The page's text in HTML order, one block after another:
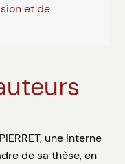
et de
une interne
de sa thèse, en